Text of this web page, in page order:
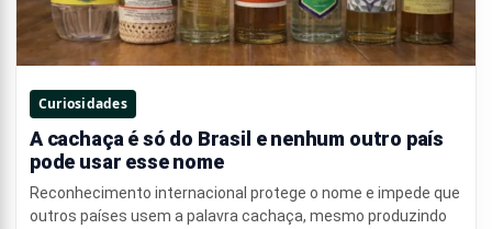
Curiosidades
A cachaça é só do Brasil e nenhum outro país
pode usar esse nome
Reconhecimento internacional protege o nome e impede que
outros países usem a palavra cachaça, mesmo produzindo